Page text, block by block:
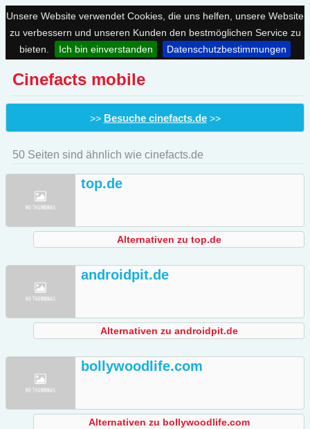
Unsere Website verwendet Cookies, die uns helfen, unsere Website
zu verbessern und unseren Kunden den bestmöglichen Service zu
bieten.
Ich bin einverstanden Datenschutzbestimmungen
Cinefacts mobile
>> Besuche cinefacts.de>>
50 Seiten sind ähnlich wie cinefacts.de
top.de
Alternativen zu top.de
androidpit.de
Alternativen zu androidpit.de
bollywoodlife.com
Alternativen zu bollywoodlife.com